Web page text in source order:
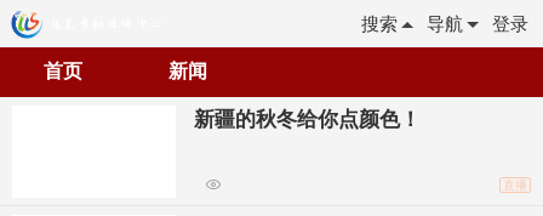
登录
导航
搜索
首页 新闻
新疆的秋冬给你点颜色！
直播